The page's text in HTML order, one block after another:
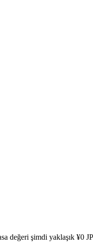
değeri şimdi yaklaşık ¥0